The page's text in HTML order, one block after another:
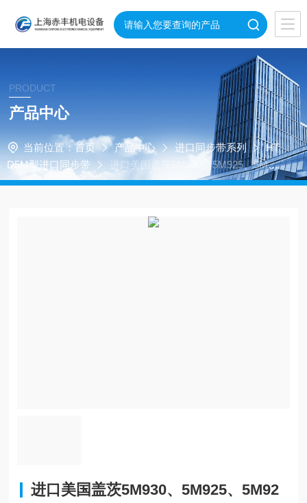
PRODUCT
产品中心
当前位置： 首页 产品中心 进口同步带系列
HT
D5M型进口同步带
进口美国盖茨5M930、5M925、5M92
0、5M900、5M890、5M870、5M860圆弧齿橡胶同步带
进口美国盖茨5M930、5M925、5M92